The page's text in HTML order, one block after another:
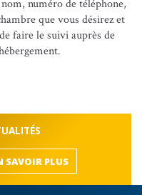
numéro de téléphone,
que vous désirez et
faire le suivi auprès de
SAVOIR PLUS